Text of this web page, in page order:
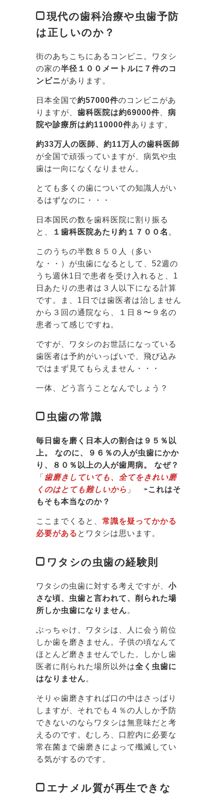
現代の歯科治療や虫歯予防
は正しいのか？
街のあちこちにあるコンビニ。ワタシ
の家の半径１００メートルに７件のコ
ンビニがあります。
日本全国で約57000件のコンビニがあ
りますが、 歯科医院は約69000件
病
院や診療所は約110000件あります。
約33万人の医師、約11万人の歯科医師
が全国で頑張っていますが、病気や虫
歯は一向になくなりません。
とても多くの歯についての知識人がい
るはずなのに・・・
日本国民の数を歯科医院に割り振る
と、
１歯科医院あたり約１７００名 。
このうちの半数８５０人（多い
な・・）が虫歯になるとして、52週の
うち週休1日で患者を受け入れると、1
日あたりの患者は３人以下になる計算
です。ま、1日では歯医者は治しません
から３回の通院なら、１日８〜９名の
患者って感じですね。
ですが、ワタシのお世話になっている
歯医者は予約がいっぱいで、飛び込み
ではまず見てもらえません・・・
一体、どう言うことなんでしょう？
虫歯の常識
毎日歯を磨く日本人の割合は９５％以
上。 なのに、９６％の人が虫歯にかか
り、８０％以上の人が歯周病。 なぜ？
「 歯磨きしていても、全てをきれい磨
くのはとても難しいから 」 ⇦これはそ
もそも本当なのか？
ここまでくると、 常識を疑ってかかる
必要がある とワタシは思います。
ワタシの虫歯の経験則
ワタシの虫歯に対する考えですが、 小
さな頃、虫歯と言われて、削られた場
所しか虫歯になりません。
ぶっちゃけ、ワタシは、人に会う前位
しか歯を磨きません。子供の頃なんて
ほとんど磨きませんでした。しかし歯
医者に削られた場所以外は全く虫歯に
はなりません。
そりゃ歯磨きすれば口の中はさっぱり
しますが、それでも４％の人しか予防
できないのならワタシは無意味だと考
えるのです。むしろ、口腔内に必要な
常在菌まで歯磨きによって殲滅してい
る気がするのです。
エナメル質が再生できな